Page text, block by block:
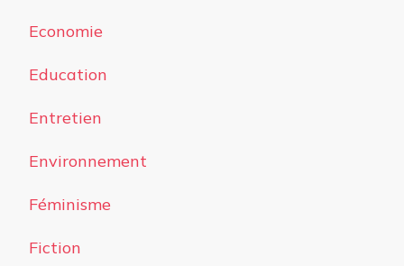
Economie
Education
Entretien
Environnement
Féminisme
Fiction